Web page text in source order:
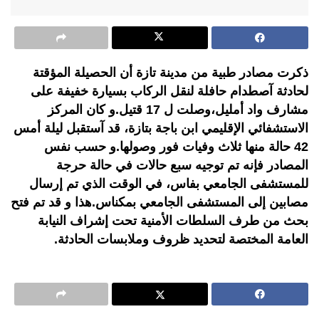
ذكرت مصادر طبية من مدينة تازة أن الحصيلة المؤقتة
لحادثة آصطدام حافلة لنقل الركاب بسيارة خفيفة على
مشارف واد أمليل،وصلت ل 17 قتيل.و كان المركز
الاستشفائي الإقليمي ابن باجة بتازة، قد آستقبل ليلة أمس
42 حالة منها ثلاث وفيات فور وصولها.و حسب نفس
المصادر فإنه تم توجيه سبع حالات في حالة حرجة
للمستشفى الجامعي بفاس، في الوقت الذي تم إرسال
مصابين إلى المستشفى الجامعي بمكناس.هذا و قد تم فتح
بحث من طرف السلطات الأمنية تحت إشراف النيابة
العامة المختصة لتحديد ظروف وملابسات الحادثة.